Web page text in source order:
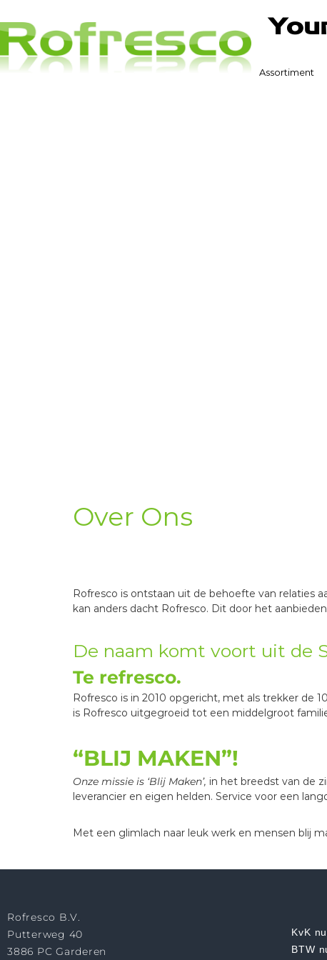
Assortiment
Over Ons
Rofresco is ontstaan uit de behoefte van relaties
kan anders dacht Rofresco. Dit door het
De naam komt voort uit de
Te refresco.
Rofresco is in 2010 opgericht, met als trekker de
is Rofresco uitgegroeid tot een middelgroot
“BLIJ MAKEN”!
Onze missie is ‘Blij Maken’, in het breedst van de
leverancier en eigen helden. Service voor een
Met een glimlach naar leuk werk en mensen blij
Rofresco B.V.
Putterweg 40
3886 PC Garderen
KvK
BTW